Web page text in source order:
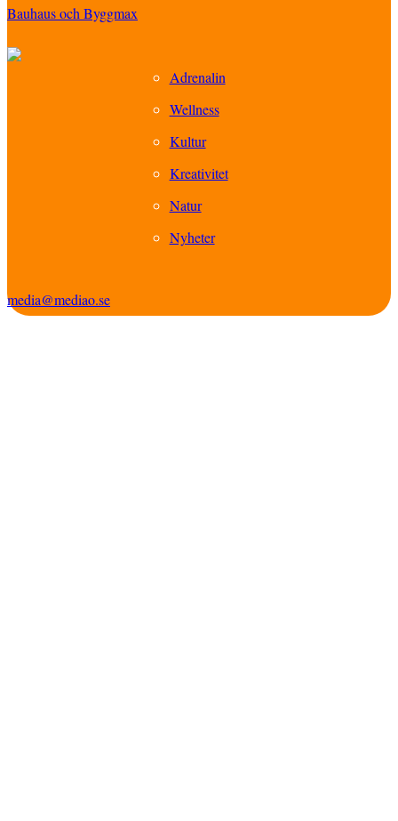
Bauhaus och Byggmax
Adrenalin
Wellness
Kultur
Kreativitet
Natur
Nyheter
media@mediao.se